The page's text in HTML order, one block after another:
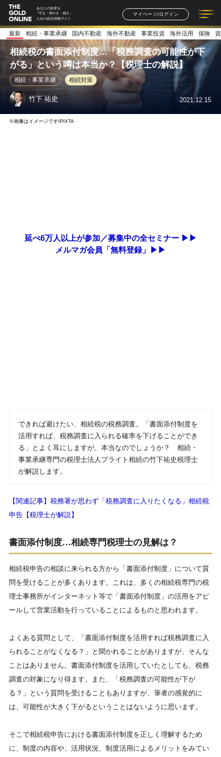
あなたの財産を
「守る・増やす・残す」
ための総合情報サイト
マイページ/ログイン
記事一覧 連載一覧
著者一覧 書籍一覧
最新 相続・事業承継 国内不動産 海外不動産 事業投資 海外活用 保険
相続税の書面添付制度…「税務調査の可能性が下
がる」という噂は本当か？【税理士の解説】
相続・事業承継 相続対策
竹下 祐史 2021.12.15
※画像はイメージです/PIXTA
延べ6万人以上が参加／募集中の全セミナー ▶▶
メルマガ会員「無料登録」▶▶
できれば避けたい、相続税の税務調査。「書面添付制度を
活用すれば、税務調査に入られる確率を下げることができ
る」とよく耳にしますが、本当なのでしょうか？ 相続・
事業承継専門の税理士法人ブライト相続の竹下祐史税理士
が解説します。
【関連記事】税務署が思わず「税務調査に入りたくなる」相続税
申告【税理士が解説】
書面添付制度…相続専門税理士の見解は？
相続税申告の相談に来られる方から「書面添付制度」について質
問を受けることが多くあります。これは、多くの相続税専門の税
理士事務所がインターネット等で「書面添付制度」の活用をアピ
ールして営業活動を行っていることによるものと思われます。
よくある質問として、「書面添付制度を活用すれば税務調査に入
られることがなくなる？」と聞かれることがありますが、そんな
ことはありません。書面添付制度を活用していたとしても、税務
調査の対象になり得ます。また、「税務調査の可能性が下が
る？」という質問を受けることもありますが、筆者の感覚的に
は、可能性が大きく下がるということはないように思います。
そこで相続税申告における書面添付制度を正しく理解するため
に、制度の内容や、活用状況、制度活用によるメリットをみてい